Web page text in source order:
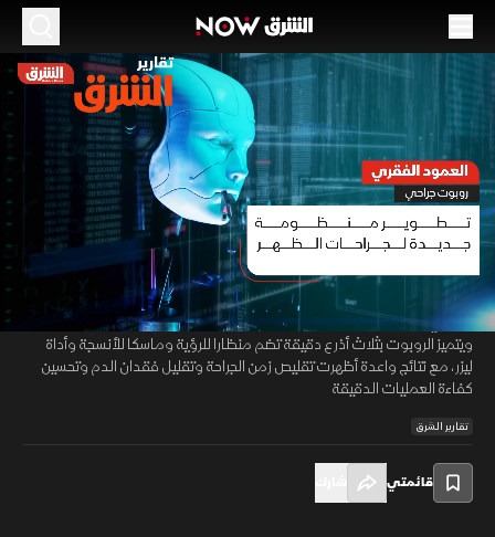
مايكروسبن.. روبوت جراحي جديد لعلاج آلام العمود
الفقري
28 مايو 2026 01:21 أخبار
تقارير الشرق
نجح باحثون في تطوير منظومة روبوتية جراحية صغيرة متعددة الأذرع تحمل
اسم «مايكروسبن» للمساعدة في تخفيف الضغط عن الأعصاب في العمود
الفقري، خاصة حالات آلام أسفل الظهر الناتجة عن ضغط الأقراص والأنسجة،
ويتميز الروبوت بثلاث أذرع دقيقة تضم منظارا للرؤية وماسكا للأنسجة وأداة
ليزر، مع نتائج واعدة أظهرت تقليص زمن الجراحة وتقليل فقدان الدم وتحسين
كفاءة العمليات الدقيقة
تقارير الشرق
قائمتي